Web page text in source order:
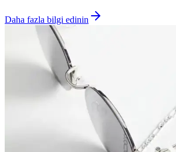
Daha fazla bilgi edinin